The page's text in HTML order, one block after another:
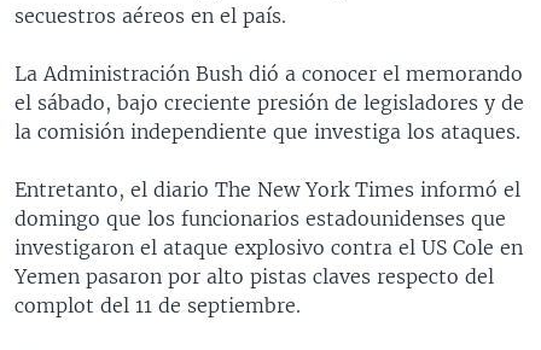
VENEZUELA
NICARAGUA
ECONOMÍA
TECNOLOGÍA
DEPORTES
CIENCIA Y SALUD
MULTIMEDIA
FOTOGRAFÍA
AUDIOS
EL MUNDO AL DÍA
FORO INTERAMERICANO
VISIÓN 360
LAS CLAVES
PANORAMA
RADIO
AVANCE INFORMATIVO
AUDIONOTICIAS
BUENOS DÍAS AMÉRICA
ESTADOS UNIDOS AL DÍA
EL MUNDO AL DÍA [RADIO]
DIRECT
DOCUMENTALES DE LA VOA
Learning English
SÍGANOS
secuestros aéreos en el país.
La Administración Bush dió a conocer el memorando
el sábado, bajo creciente presión de legisladores y de
la comisión independiente que investiga los ataques.
Entretanto, el diario The New York Times informó el
domingo que los funcionarios estadounidenses que
investigaron el ataque explosivo contra el US Cole en
Yemen pasaron por alto pistas claves respecto del
complot del 11 de septiembre.